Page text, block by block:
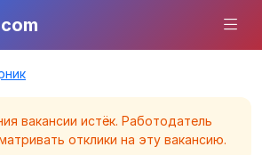
вакансии истёк. Работодатель
отклики на эту вакансию.